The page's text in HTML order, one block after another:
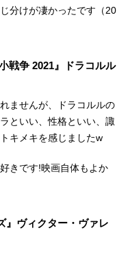
分けが凄かったです（20
戦争 2021』ドラコルル
ませんが、ドラコルルの
といい、性格といい、諏
キメキを感じましたw
きです!映画自体もよか
』ヴィクター・ヴァレ